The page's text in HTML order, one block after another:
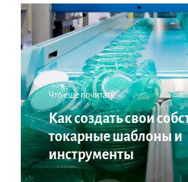
Что еще почитать:
Как создать свои
токарные шаблоны и
инструменты